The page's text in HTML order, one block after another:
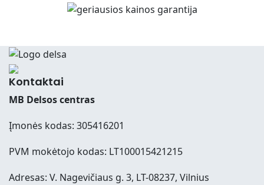
Kontaktai
MB Delsos centras
Įmonės kodas: 305416201
PVM mokėtojo kodas: LT100015421215
Adresas: V. Nagevičiaus g. 3, LT-08237, Vilnius